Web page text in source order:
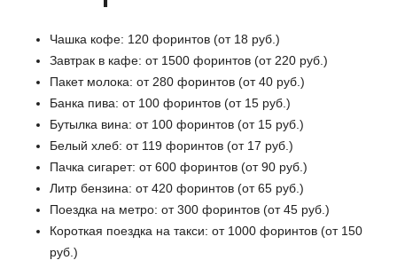
Чашка кофе: 120 форинтов (от 18 руб.)
Завтрак в кафе: от 1500 форинтов (от 220 руб.)
Пакет молока: от 280 форинтов (от 40 руб.)
Банка пива: от 100 форинтов (от 15 руб.)
Бутылка вина: от 100 форинтов (от 15 руб.)
Белый хлеб: от 119 форинтов (от 17 руб.)
Пачка сигарет: от 600 форинтов (от 90 руб.)
Литр бензина: от 420 форинтов (от 65 руб.)
Поездка на метро: от 300 форинтов (от 45 руб.)
Короткая поездка на такси: от 1000 форинтов (от 150
руб.)